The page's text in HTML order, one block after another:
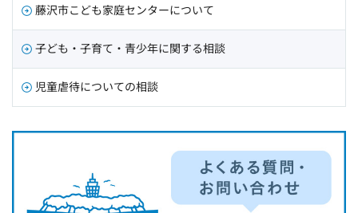
藤沢市こども家庭センターについて
子ども・子育て・青少年に関する相談
児童虐待についての相談